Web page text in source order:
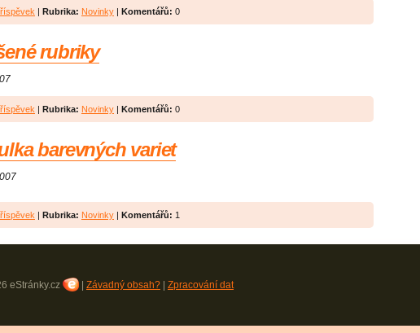
| Rubrika: Novinky | Komentářů: 0
rubriky
| Rubrika: Novinky | Komentářů: 0
barevných variet
| Rubrika: Novinky | Komentářů: 1
eStránky.cz Závadný obsah? Zpracování dat